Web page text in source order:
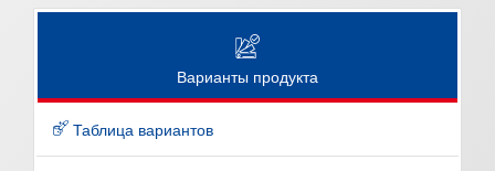
Варианты продукта
Таблица вариантов